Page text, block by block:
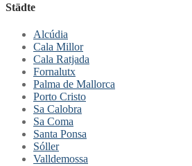
Städte
Alcúdia
Cala Millor
Cala Ratjada
Fornalutx
Palma de Mallorca
Porto Cristo
Sa Calobra
Sa Coma
Santa Ponsa
Sóller
Valldemossa